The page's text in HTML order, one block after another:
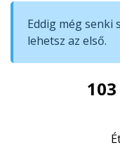
Eddig még senki
lehetsz az első.